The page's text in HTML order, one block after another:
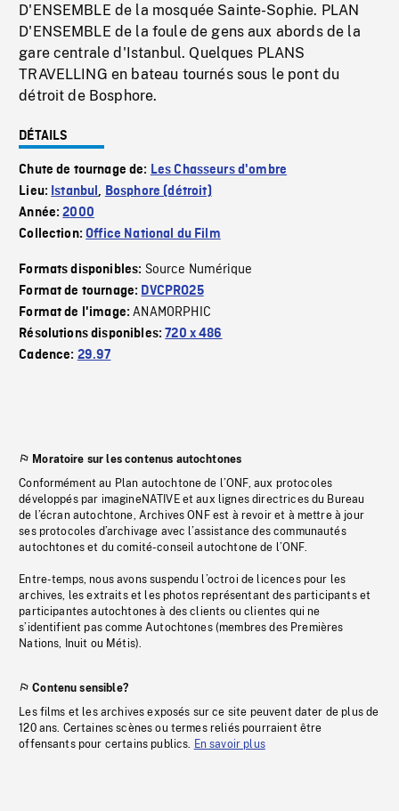
D'ENSEMBLE de la mosquée Sainte-Sophie. PLAN
D'ENSEMBLE de la foule de gens aux abords de la
gare centrale d'Istanbul. Quelques PLANS
TRAVELLING en bateau tournés sous le pont du
détroit de Bosphore.
DÉTAILS
Chute de tournage de: Les Chasseurs d'ombre
Lieu: Istanbul , Bosphore (détroit)
Année:2000
Collection:Office National du Film
Formats disponibles: Source Numérique
Format de tournage: DVCPRO25
Format de l'image:ANAMORPHIC
Résolutions disponibles:720 x 486
Cadence: 29.97
Moratoire sur les contenus autochtones
Conformément au Plan autochtone de l’ONF, aux protocoles
développés par imagineNATIVE et aux lignes directrices du Bureau
de l’écran autochtone, Archives ONF est à revoir et à mettre à jour
ses protocoles d’archivage avec l’assistance des communautés
autochtones et du comité-conseil autochtone de l’ONF.
Entre-temps, nous avons suspendu l’octroi de licences pour les
archives, les extraits et les photos représentant des participants et
participantes autochtones à des clients ou clientes qui ne
s’identifient pas comme Autochtones (membres des Premières
Nations, Inuit ou Métis).
Contenu sensible?
Les films et les archives exposés sur ce site peuvent dater de plus de
120 ans. Certaines scènes ou termes reliés pourraient être
offensants pour certains publics. En savoir plus